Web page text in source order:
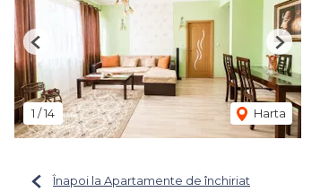
1 /14 Harta
Previous Next
Înapoi la Apartamente de închiriat